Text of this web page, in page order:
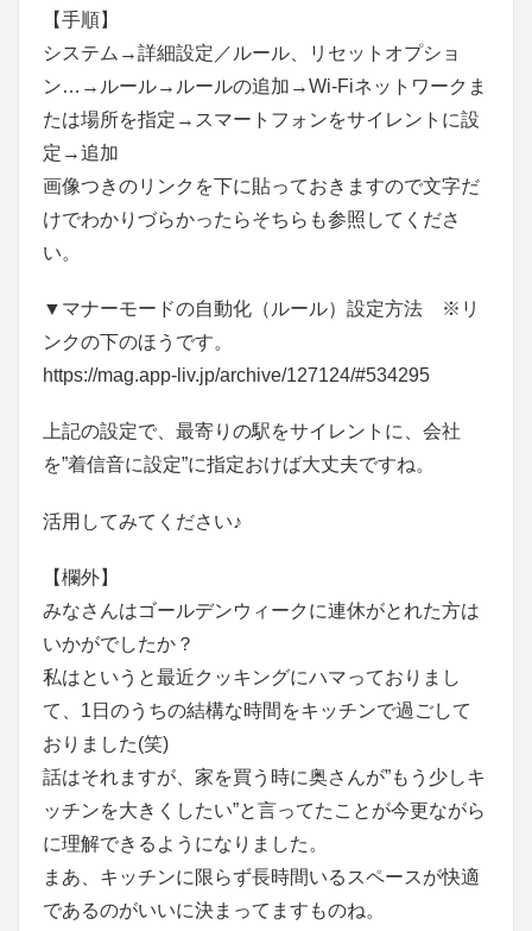
【手順】
システム→詳細設定／ルール、リセットオプショ
ン…→ルール→ルールの追加→Wi-Fiネットワークま
たは場所を指定→スマートフォンをサイレントに設
定→追加
画像つきのリンクを下に貼っておきますので文字だ
けでわかりづらかったらそちらも参照してくださ
い。
▼マナーモードの自動化（ルール）設定方法 ※リ
ンクの下のほうです。
https://mag.app-liv.jp/archive/127124/#534295
上記の設定で、最寄りの駅をサイレントに、会社
を”着信音に設定”に指定おけば大丈夫ですね。
活用してみてください♪
【欄外】
みなさんはゴールデンウィークに連休がとれた方は
いかがでしたか？
私はというと最近クッキングにハマっておりまし
て、1日のうちの結構な時間をキッチンで過ごして
おりました(笑)
話はそれますが、家を買う時に奥さんが”もう少しキ
ッチンを大きくしたい”と言ってたことが今更ながら
に理解できるようになりました。
まあ、キッチンに限らず長時間いるスペースが快適
であるのがいいに決まってますものね。